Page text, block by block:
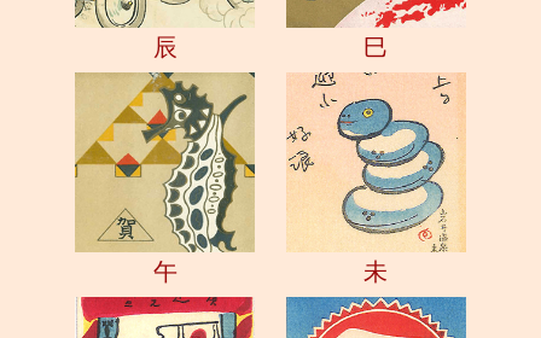
辰 巳
午 未